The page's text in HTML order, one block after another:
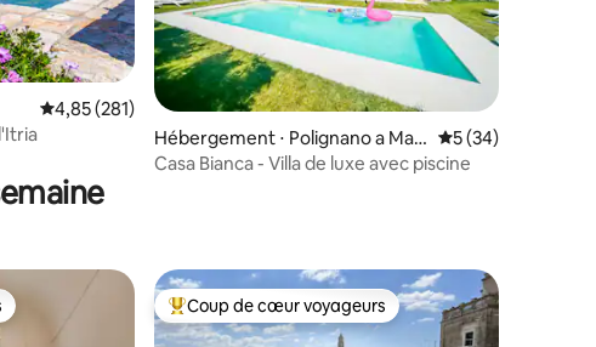
: 4,92 sur 5
Évaluation moyenne sur la base de 281 commentaires : 4,85 sur 5
4,85 (281)
Hébergement ⋅ Polignano a Mar
e
Évaluation
5 (34)
Casa Bianca - Villa de luxe avec piscine
Coups de cœur voyageurs les plus appréciés
Coup de cœur voyageurs